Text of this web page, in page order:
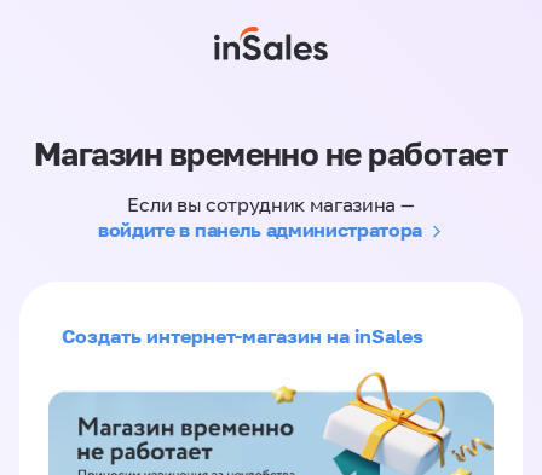
Магазин временно не работает
Если вы сотрудник магазина —
войдите в панель администратора
Создать интернет-магазин на inSales